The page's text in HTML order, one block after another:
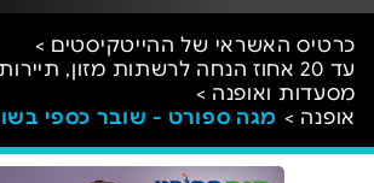
כרטיס האשראי של ההייטקיסטים >
עד 20 אחוז הנחה לרשתות מזון,
מסעדות ואופנה >
אופנה > מגה ספורט - שובר כספי בשווי